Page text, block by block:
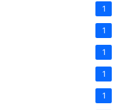
1
1
1
1
1